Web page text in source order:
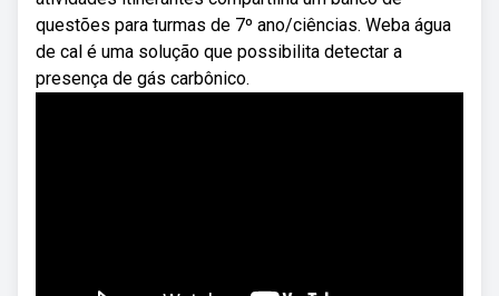
questões para turmas de 7º ano/ciências. Weba água
de cal é uma solução que possibilita detectar a
presença de gás carbônico.